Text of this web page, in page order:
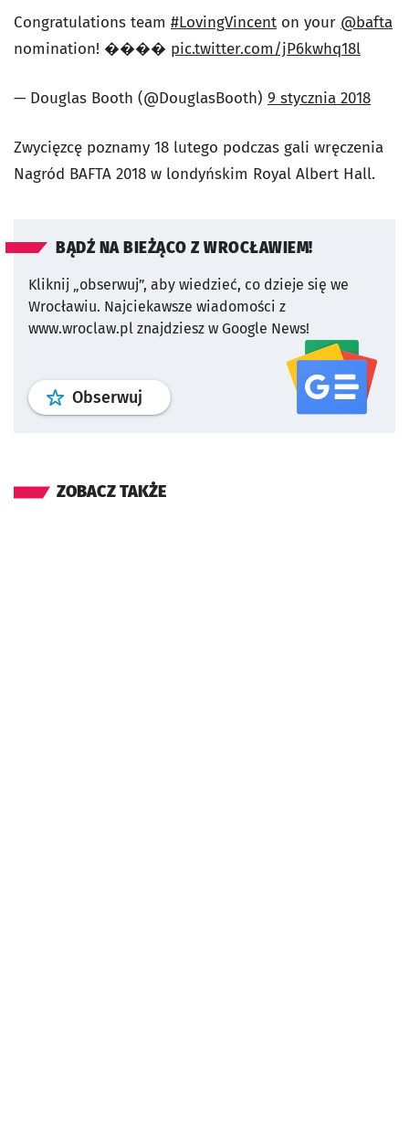
Congratulations team #LovingVincent on your @bafta
nomination! ���� pic.twitter.com/jP6kwhq18l
— Douglas Booth (@DouglasBooth) 9 stycznia 2018
Zwycięzcę poznamy 18 lutego podczas gali wręczenia
Nagród BAFTA 2018 w londyńskim Royal Albert Hall.
BĄDŹ NA BIEŻĄCO Z WROCŁAWIEM!
Kliknij „obserwuj”, aby wiedzieć, co dzieje się we
Wrocławiu. Najciekawsze wiadomości z
www.wroclaw.pl znajdziesz w Google News!
Obserwuj profil serwisu
ZOBACZ TAKŻE